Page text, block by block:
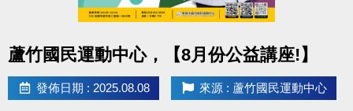
蘆竹國民運動中心，【8月份公益講座!】
發佈日期 : 2025.08.08 來源 : 蘆竹國民運動中心